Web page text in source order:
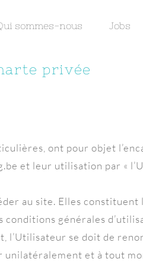
sommes-nous Jobs
privée
ont pour objet
et leur utilisation par «
au site. Elles constituent
conditions générales
l’Utilisateur se doit de
unilatéralement et à tout